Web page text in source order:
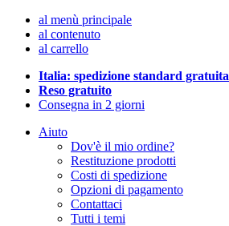
al menù principale
al contenuto
al carrello
Italia: spedizione standard gratuita
Reso gratuito
Consegna in 2 giorni
Aiuto
Dov'è il mio ordine?
Restituzione prodotti
Costi di spedizione
Opzioni di pagamento
Contattaci
Tutti i temi